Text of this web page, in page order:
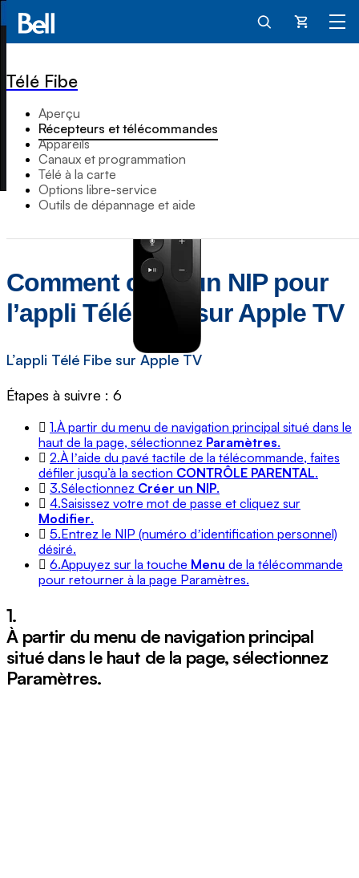
Panier
Télé Fibe
Aperçu
Récepteurs et télécommandes
Appareils
Canaux et programmation
Télé à la carte
Options libre-service
Outils de dépannage et aide
Comment créer un NIP pour
l’appli Télé Fibe sur Apple TV
L’appli Télé Fibe sur Apple TV
Étapes à suivre : 6
1.À partir du menu de navigation principal situé dans le
haut de la page, sélectionnez Paramètres.
2.À lʼaide du pavé tactile de la télécommande, faites
défiler jusqu’à la section CONTRÔLE PARENTAL.
3.Sélectionnez Créer un NIP.
4.Saisissez votre mot de passe et cliquez sur
Modifier.
5.Entrez le NIP (numéro dʼidentification personnel)
désiré.
6.Appuyez sur la touche Menu de la télécommande
pour retourner à la page Paramètres.
1.
À partir du menu de navigation principal
situé dans le haut de la page, sélectionnez
Paramètres.